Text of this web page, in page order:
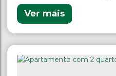
Ver mais